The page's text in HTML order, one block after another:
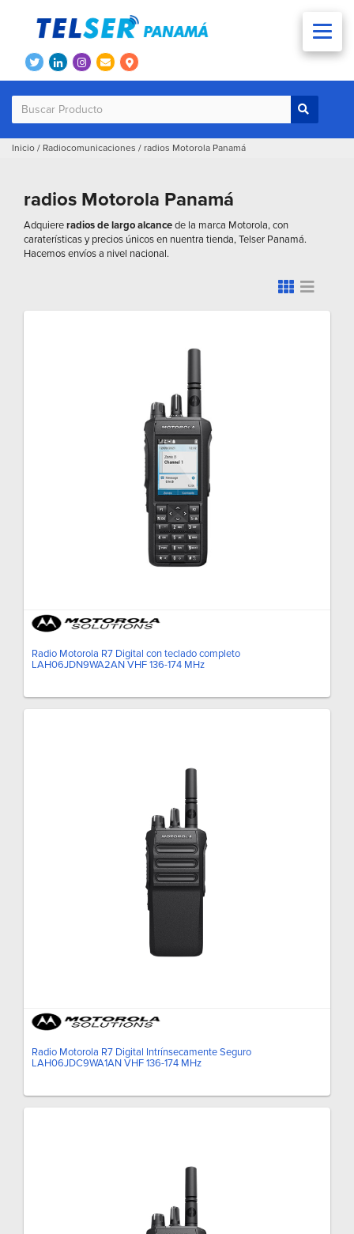
Inicio / Radiocomunicaciones / radios Motorola Panamá
radios Motorola Panamá
Adquiereradios de largo alcancede la marca Motorola, con
caraterísticas y precios únicos en nuentra tienda, Telser Panamá.
Hacemos envíos a nivel nacional.
Radio Motorola R7 Digital con teclado completo
LAH06JDN9WA2AN VHF 136-174 MHz
Radio Motorola R7 Digital Intrínsecamente Seguro
LAH06JDC9WA1AN VHF 136-174 MHz